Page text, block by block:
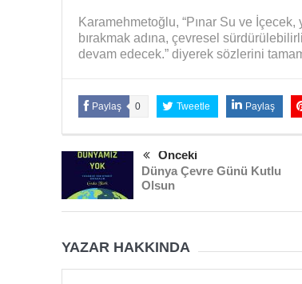
Karamehmetoğlu, “Pınar Su ve
bırakmak adına, çevresel
devam edecek.” diyerek sözlerini
Paylaş 0 Tweetle Paylaş
Önceki
Dünya Çevre Günü Kutlu
Olsun
YAZAR HAKKINDA